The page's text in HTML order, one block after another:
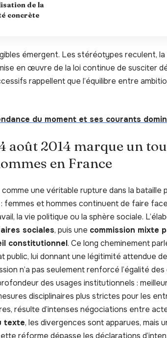
de la
concrète
émergent. Les stéréotypes reculent,
en œuvre de la loi continue de susciter
rappellent que l’équilibre entre
du moment et ses courants
août 2014 marque un
en France
comme une véritable rupture dans la bataille
: femmes et hommes continuent de faire
la vie politique ou la sphère sociale.
sociales, puis une commission mixte
constitutionnel. Ce long cheminement
public, lui donnant une légitimité attendue
n’a pas seulement renforcé l’égalité
des usages institutionnels :
disciplinaires plus strictes pour les
résulte d’intenses négociations entre
texte, les divergences sont apparues, mais
réforme dépasse les déclarations